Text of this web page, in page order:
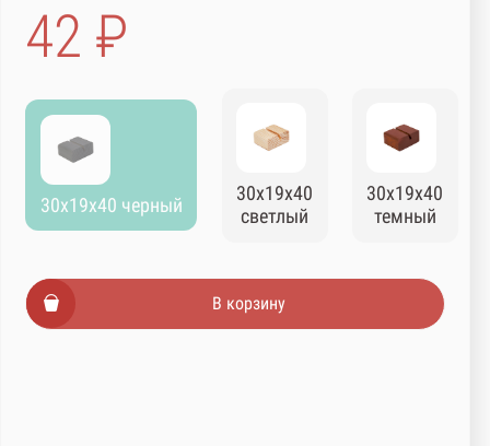
42 ₽
30х19х40 черный
30х19х40
светлый
30х19х40
темный
В корзину